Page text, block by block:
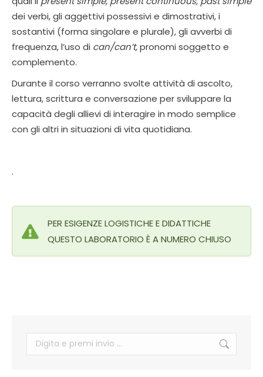
dei verbi, gli aggettivi possessivi e dimostrativi, i
sostantivi (forma singolare e plurale), gli avverbi di
frequenza, l’uso di can/can’t,pronomi soggetto e
complemento.
Durante il corso verranno svolte attività di ascolto,
lettura, scrittura e conversazione per sviluppare la
capacità degli allievi di interagire in modo semplice
con gli altri in situazioni di vita quotidiana.
.
PER ESIGENZE LOGISTICHE E DIDATTICHE
QUESTO LABORATORIO È A NUMERO CHIUSO